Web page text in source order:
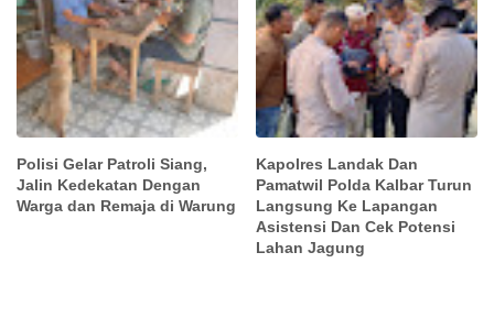
Polisi Gelar Patroli Siang,
Jalin Kedekatan Dengan
Warga dan Remaja di Warung
Kapolres Landak Dan
Pamatwil Polda Kalbar Turun
Langsung Ke Lapangan
Asistensi Dan Cek Potensi
Lahan Jagung